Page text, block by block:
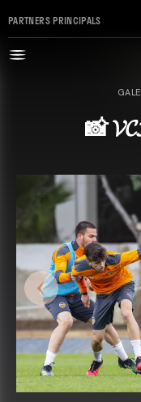
PARTNERS PRINCIPALS
📸